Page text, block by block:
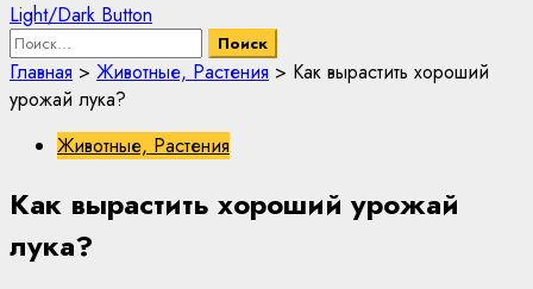
Light/Dark Button
Найти:
Главная > Животные, Растения > Как вырастить хороший
урожай лука?
Животные, Растения
Как вырастить хороший урожай
лука?